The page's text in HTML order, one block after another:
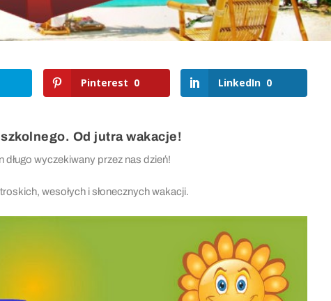
Pinterest 0 LinkedIn 0
Od jutra wakacje!
długo wyczekiwany przez nas dzień!
wesołych i słonecznych wakacji.